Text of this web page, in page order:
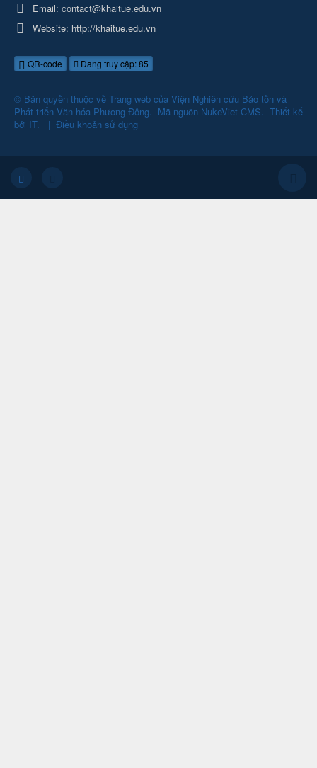
Email: contact@khaitue.edu.vn
Website: http://khaitue.edu.vn
QR-code Đang truy cập: 85
© Bản quyền thuộc về Trang web của Viện Nghiên cứu Bảo tồn và
Phát triển Văn hóa Phương Đông. Mã nguồn NukeViet CMS. Thiết kế
bởi IT. | Điều khoản sử dụng